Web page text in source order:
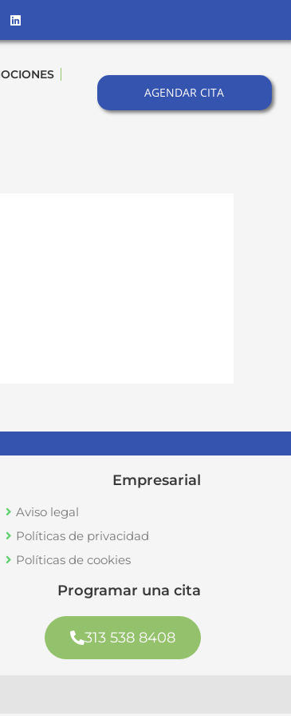
Linkedin
AGENDAR CITA
Empresarial
Aviso legal
Políticas de privacidad
Políticas de cookies
Programar una cita
313 538 8408